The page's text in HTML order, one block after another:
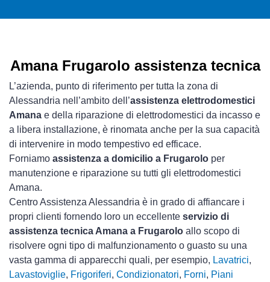
Amana Frugarolo assistenza tecnica
L’azienda, punto di riferimento per tutta la zona di
Alessandria nell’ambito dell’assistenza elettrodomestici
Amana e della riparazione di elettrodomestici da incasso e
a libera installazione, è rinomata anche per la sua capacità
di intervenire in modo tempestivo ed efficace.
Forniamo assistenza a domicilio a Frugarolo per
manutenzione e riparazione su tutti gli elettrodomestici
Amana.
Centro Assistenza Alessandria è in grado di affiancare i
propri clienti fornendo loro un eccellente servizio di
assistenza tecnica Amana a Frugarolo allo scopo di
risolvere ogni tipo di malfunzionamento o guasto su una
vasta gamma di apparecchi quali, per esempio, Lavatrici,
Lavastoviglie, Frigoriferi, Condizionatori, Forni, Piani